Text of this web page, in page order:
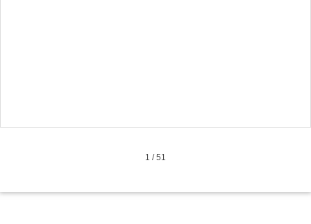
1 /51